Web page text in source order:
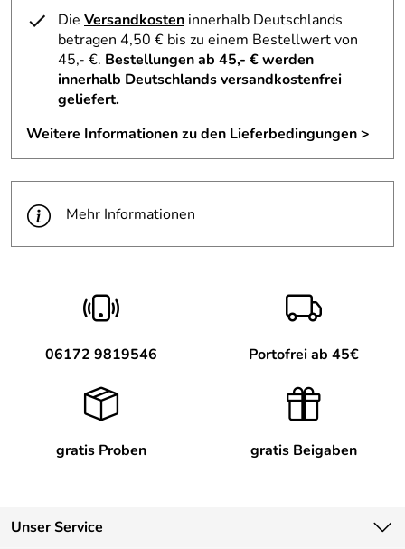
Zusammensetzung:
pro 2 Kapseln
NRV*
Pantothensäure
368 mg
Süßholzwurzel Extrakt
Ginseng Extrakt
100 mg
**
Ashwagandha Extrakt
100 mg
**
(Verordnung (EU) Nr. 1169/2011)
** Kein NRV festgelegt
Einnahmeempfehlung: 2 Kapseln NeuroLab AdrePlus
Essen verzehren.
NeuroLab AdrePlus enthält
bei hohem
Blutdruck sollte ein übermäßiger Verzehr dieses
Erzeugnisses vermieden werden
NeuroLab AdrePlus ist Laktose- Gluten- Gentechnikfrei
Zutaten:
Hydroxypropylmethylcellulose, Füllstoff Zellulosepulver,
Die Versandkosten innerhalb Deutschlands
betragen 4,50 € bis zu einem Bestellwert von
45,- €. Bestellungen ab 45,- € werden
innerhalb Deutschlands versandkostenfrei
geliefert.
Weitere Informationen zu den Lieferbedingungen >
Mehr Informationen
06172 9819546 Portofrei ab 45€
gratis Proben gratis Beigaben
Unser Service